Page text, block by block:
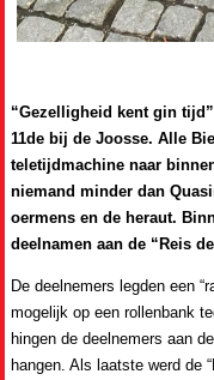
“Gezelligheid kent gin
11de bij de Joosse. Alle
teletijdmachine naar
niemand minder dan
oermens en de heraut.
deelnamen aan de “Reis
De deelnemers legden een
mogelijk op een rollenbank
hingen de deelnemers aan
hangen. Als laatste werd de